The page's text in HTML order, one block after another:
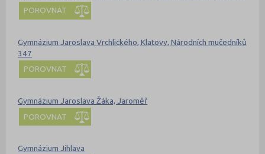
POROVNAT
Gymnázium Jaroslava Vrchlického, Klatovy, Národních mučedníků
347
POROVNAT
Gymnázium Jaroslava Žáka, Jaroměř
POROVNAT
Gymnázium Jihlava